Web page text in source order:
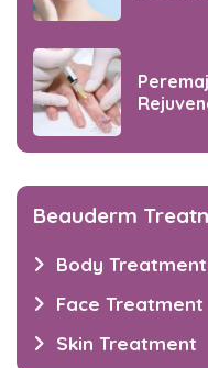
Beauderm
Body Treatment
Face Treatment
Skin Treatment